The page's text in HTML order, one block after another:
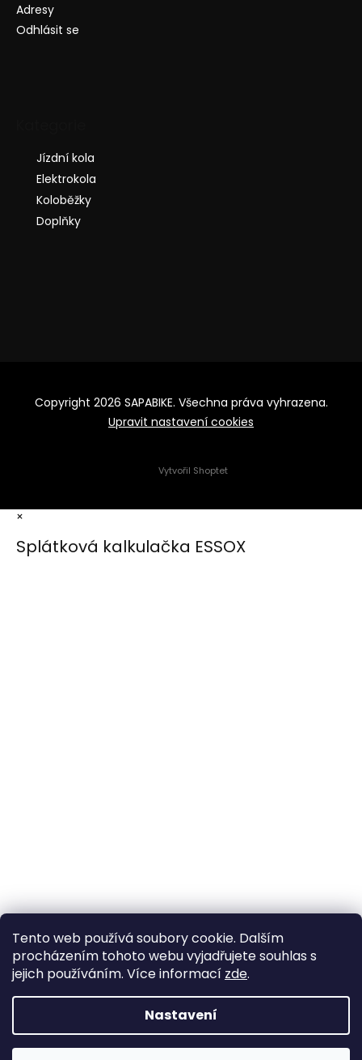
Tento web používá soubory cookie. Dalším
procházením tohoto webu vyjadřujete souhlas s
jejich používáním. Více informací zde.
Nastavení
Adresy
Odhlásit se
Jízdní kola
Elektrokola
Koloběžky
Doplňky
Vytvořil Shoptet
Copyright 2026 SAPABIKE. Všechna práva vyhrazena.
Upravit nastavení cookies
×
Splátková kalkulačka ESSOX